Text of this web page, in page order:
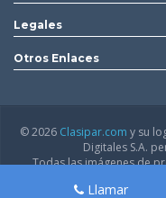
Llamar
Legales
Otros Enlaces
© 2026 Clasipar.com y su
Digitales S.A.
Todas las imágenes de